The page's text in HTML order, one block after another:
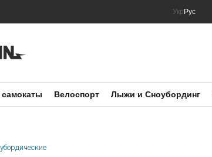
Укр Рус
Велоспорт Лыжи и Сноубординг